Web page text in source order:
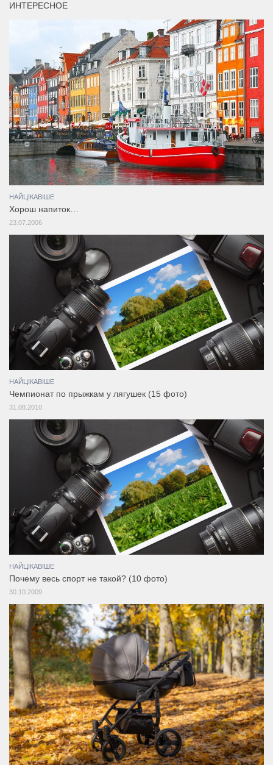
ИНТЕРЕСНОЕ
НАЙЦІКАВІШЕ
Хорош напиток…
23.07.2006
НАЙЦІКАВІШЕ
Чемпионат по прыжкам у лягушек (15 фото)
31.08.2010
НАЙЦІКАВІШЕ
Почему весь спорт не такой? (10 фото)
30.10.2009